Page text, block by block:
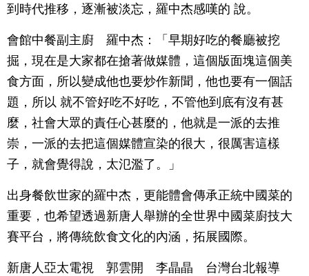
到時代推移，逐漸被淡忘，羅中杰感嘆的 說。
會館中餐副主廚 羅中杰：「早期好吃的餐廳被挖
掘，現在是大家都在搶著做媒體，這個版面塊這個美
食方面，所以變成他也要炒作新聞，他也要有一個話
題，所以 就不管好吃不好吃，不管他到底有沒有甚
麼，社會大眾的責任心甚麼的，他就是一派的去推
崇，一派的去把這個媒體宣染的很大，很厲害這樣
子，就會覺得說，太氾濫了。」
出身餐飲世家的羅中杰，更能體會傳承正統中國菜的
重要，也希望透過新唐人舉辦的全世界中國菜廚技大
賽平台，將傳統飲食文化的內涵，拓展國際。
新唐人亞太電視 郭雲開 李晶晶 台灣台北報導